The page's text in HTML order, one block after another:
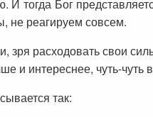
И тогда Бог
не реагируем совсем.
расходовать свои
и интереснее, чуть-чуть
так: